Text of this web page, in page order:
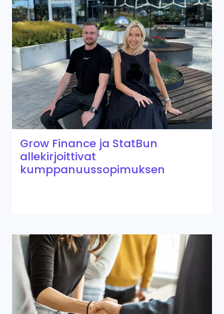
Grow Finance ja StatBun
allekirjoittivat
kumppanuussopimuksen